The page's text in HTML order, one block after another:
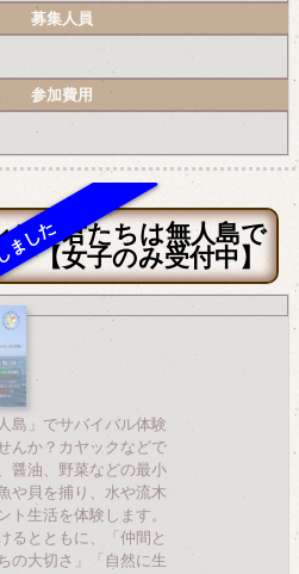
募集人員
参加費用
ジ～君たちは無人島で
【女子のみ受付中】
島」でサバイバル体験
んか？カヤックなどで
醤油、野菜などの最小
や貝を捕り、水や流木
ト生活を体験します。
るとともに、「仲間と
の大切さ」「自然に生